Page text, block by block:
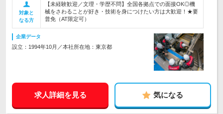
対象と
なる方
【未経験歓迎／文理・学歴不問】全国各拠点での面接OK◎機
械をさわることが好き・技術を身につけたい方は大歓迎！★要
普免（AT限定可）
企業データ
設立：1994年10月／本社所在地：東京都
求人詳細を見る 気になる